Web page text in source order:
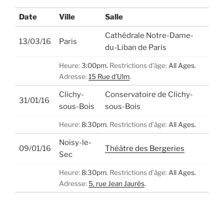
Date Ville Salle
13/03/16 Paris
Cathédrale Notre-Dame-
du-Liban de Paris
Heure: 3:00pm. Restrictions d’âge: All Ages.
Adresse: 15 Rue d’Ulm.
31/01/16
Clichy-
sous-Bois
Conservatoire de Clichy-
sous-Bois
Heure: 8:30pm. Restrictions d’âge: All Ages.
09/01/16
Noisy-le-
Sec
Théâtre des Bergeries
Heure: 8:30pm. Restrictions d’âge: All Ages.
Adresse: 5, rue Jean Jaurès.